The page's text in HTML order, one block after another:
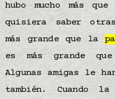
hubo mucho más
quisiera saber
más grande que la
es más grande
Algunas amigas le
también. Cuando